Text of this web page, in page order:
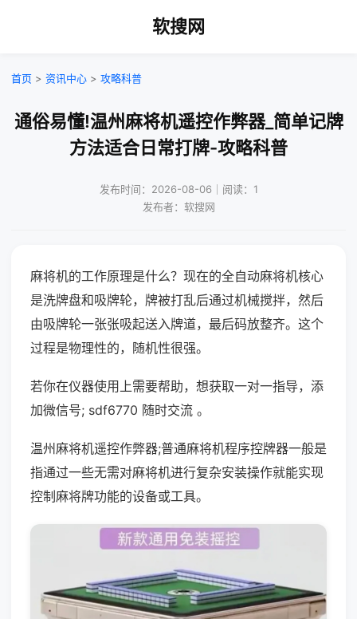
软搜网
首页 > 资讯中心 > 攻略科普
通俗易懂!温州麻将机遥控作弊器_简单记牌
方法适合日常打牌-攻略科普
发布时间：2026-08-06｜阅读：1
发布者：软搜网
麻将机的工作原理是什么？现在的全自动麻将机核心
是洗牌盘和吸牌轮，牌被打乱后通过机械搅拌，然后
由吸牌轮一张张吸起送入牌道，最后码放整齐。这个
过程是物理性的，随机性很强。
若你在仪器使用上需要帮助，想获取一对一指导，添
加微信号; sdf6770 随时交流 。
温州麻将机遥控作弊器;普通麻将机程序控牌器一般是
指通过一些无需对麻将机进行复杂安装操作就能实现
控制麻将牌功能的设备或工具。